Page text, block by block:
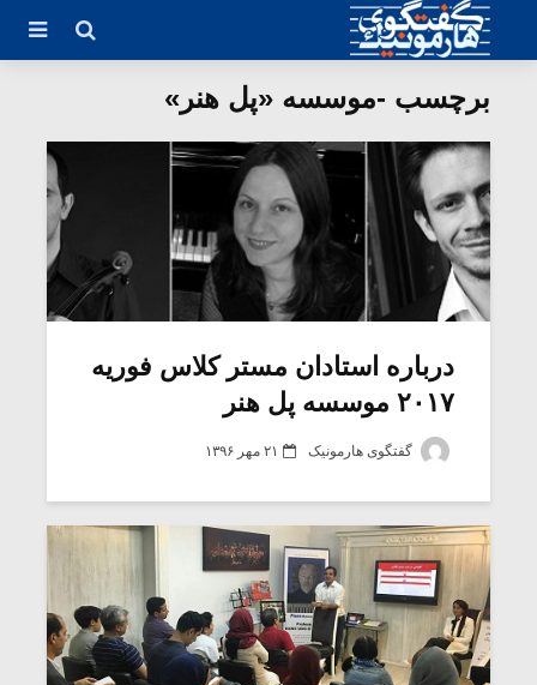
برچسب -موسسه «پل هنر»
درباره استادان مستر کلاس فوریه
۲۰۱۷ موسسه پل هنر
گفتگوی هارمونیک ۲۱ مهر ۱۳۹۶